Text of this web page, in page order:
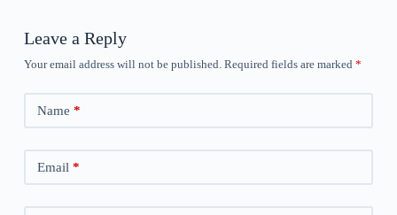
Leave a Reply
Your email address will not be published. Required fields are marked *
Name *
Email *